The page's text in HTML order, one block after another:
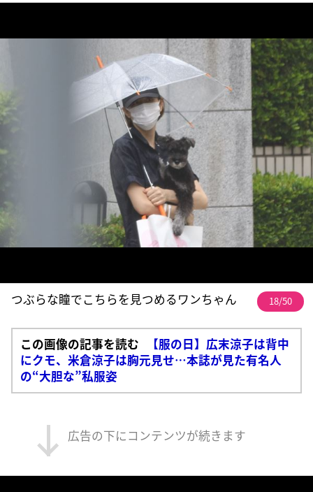
つぶらな瞳でこちらを見つめるワンちゃん 18/50
この画像の記事を読む
【服の日】広末涼子は背中
にクモ、米倉涼子は胸元見せ…本誌が見た有名人
の“大胆な”私服姿
広告の下にコンテンツが続きます